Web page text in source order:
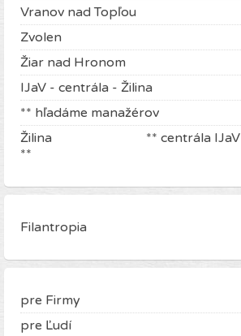
Vranov nad Topľou
Zvolen
Žiar nad Hronom
IJaV - centrála - Žilina
** hľadáme manažérov
Žilina ** centrála IJaV
**
Filantropia
pre Firmy
pre Ľudí